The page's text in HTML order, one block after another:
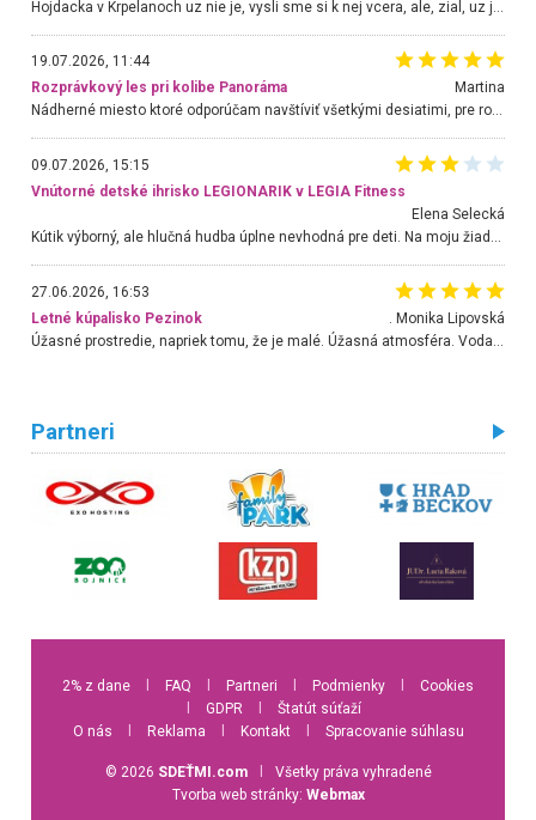
19.07.2026, 11:44
Rozprávkový les pri kolibe Panoráma
Martina
Nádherné miesto ktoré odporúčam navštíviť všetkými desiatimi, pre rodiny s deťmi, dôchodcom... Proste a jednoducho ozaj rozprávkový les.. určite ešte prídeme. Odniesli sme si na pamiatku krásne tričká,
09.07.2026, 15:15
Vnútorné detské ihrisko LEGIONARIK v LEGIA Fitness
Elena Selecká
Kútik výborný, ale hlučná hudba úplne nevhodná pre deti. Na moju žiadosť o aspoň sušenie nereagovali.
27.06.2026, 16:53
Letné kúpalisko Pezinok
. Monika Lipovská
Partneri
2% z dane FAQ Partneri Podmienky
Cookies
GDPR
Štatút súťaží
O nás
Reklama Kontakt Spracovanie súhlasu
© 2026 SDEŤMI.com
Všetky práva vyhradené
Tvorba web stránky: Webmax